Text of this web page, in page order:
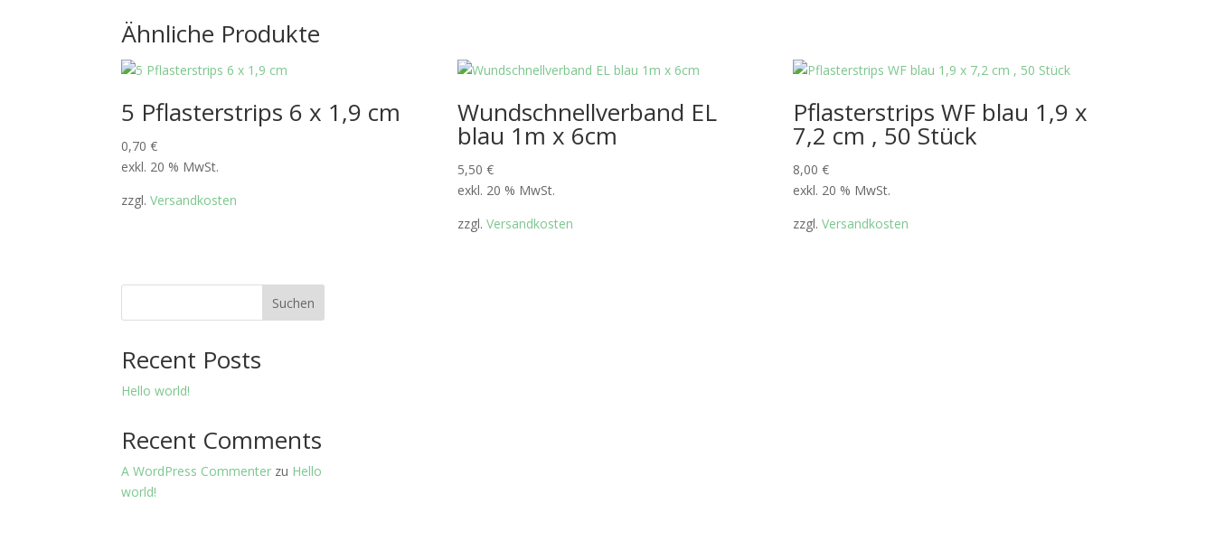
Ähnliche Produkte
5 Pflasterstrips 6 x 1,9 cm
0,70€
exkl. 20 % MwSt.
zzgl.Versandkosten
Wundschnellverband EL
blau 1m x 6cm
5,50 €
exkl. 20 % MwSt.
zzgl. Versandkosten
Pflasterstrips WF blau 1,9 x
7,2 cm , 50 Stück
8,00€
exkl. 20 % MwSt.
zzgl.Versandkosten
Suchen
Recent Posts
Hello world!
Recent Comments
A WordPress Commenter zu Hello
world!